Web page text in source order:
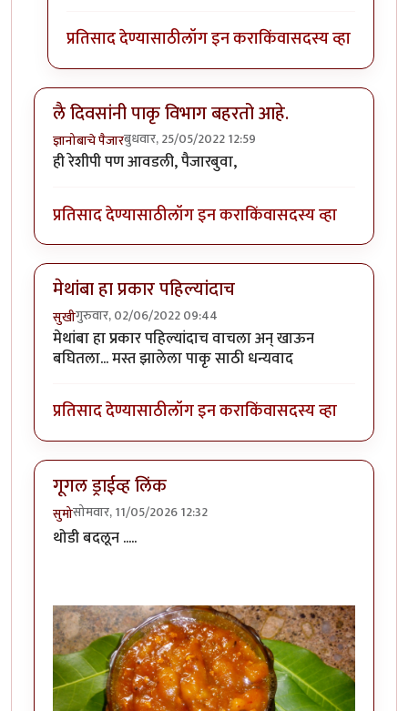
प्रतिसाद देण्यासाठीलॉग इन कराकिंवासदस्य व्हा
लै दिवसांनी पाकृ विभाग बहरतो आहे.
ज्ञानोबाचे पैजारबुधवार, 25/05/2022 12:59
ही रेशीपी पण आवडली, पैजारबुवा,
प्रतिसाद देण्यासाठीलॉग इन कराकिंवासदस्य व्हा
मेथांबा हा प्रकार पहिल्यांदाच
सुखीगुरुवार, 02/06/2022 09:44
मेथांबा हा प्रकार पहिल्यांदाच वाचला अन् खाऊन
बघितला... मस्त झालेला पाकृ साठी धन्यवाद
प्रतिसाद देण्यासाठीलॉग इन कराकिंवासदस्य व्हा
गूगल ड्राईव्ह लिंक
सुमोसोमवार, 11/05/2026 12:32
थोडी बदलून .....